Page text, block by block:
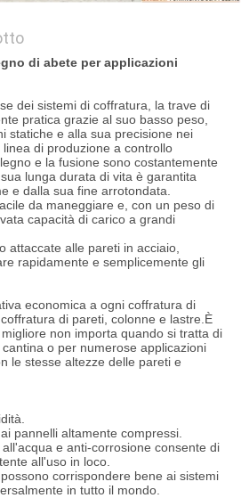
di abete per applicazioni
dei sistemi di coffratura, la trave di
pratica grazie al suo basso peso,
statiche e alla sua precisione nei
di produzione a controllo
e la fusione sono costantemente
lunga durata di vita è garantita
e dalla sua fine arrotondata.
da maneggiare e, con un peso di
capacità di carico a grandi
attaccate alle pareti in acciaio,
rapidamente e semplicemente gli
economica a ogni coffratura di
di pareti, colonne e lastre.È
non importa quando si tratta di
o per numerose applicazioni
le stesse altezze delle pareti e
pannelli altamente compressi.
e anti-corrosione consente di
all'uso in loco.
corrispondere bene ai sistemi
in tutto il mondo.